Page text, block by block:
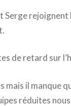
Serge rejoignent
de retard sur
mais il manque
réduites